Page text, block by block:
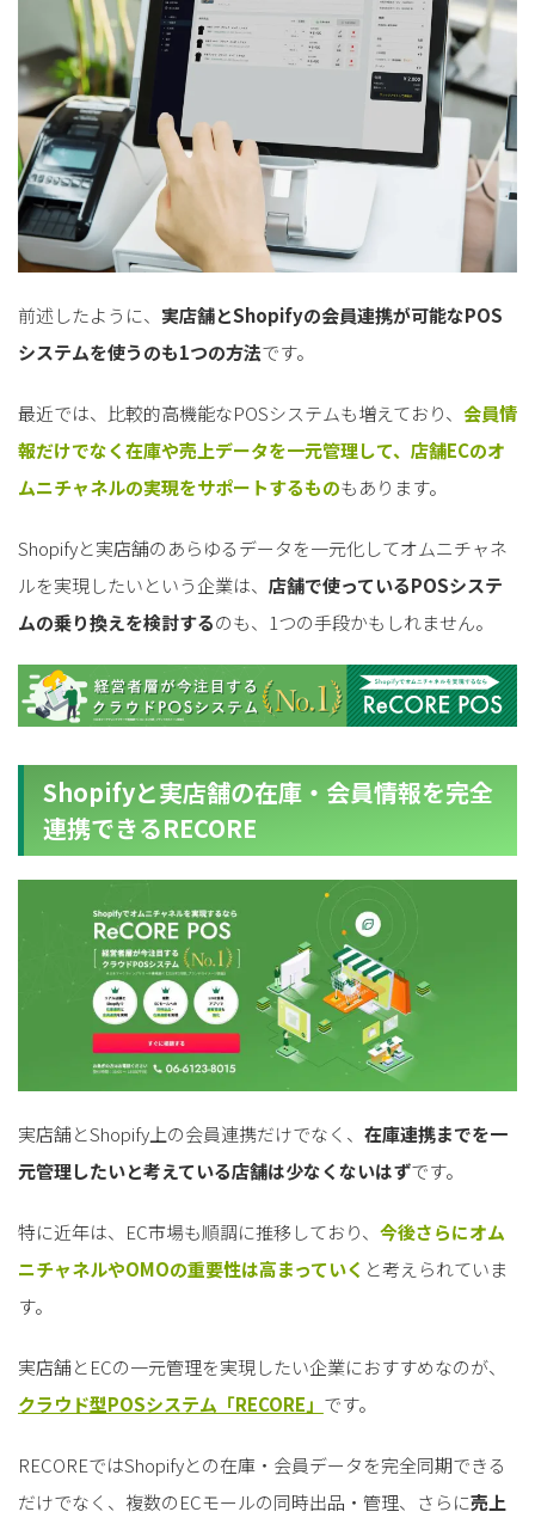
前述したように、 実店舗とShopifyの会員連携が可能なPOS
システムを使うのも1つの方法です。
最近では、比較的高機能なPOSシステムも増えており、 会員情
報だけでなく在庫や売上データを一元管理して、店舗ECのオ
ムニチャネルの実現をサポートするものもあります。
Shopifyと実店舗のあらゆるデータを一元化してオムニチャネ
ルを実現したいという企業は、 店舗で使っているPOSシステ
ムの乗り換えを検討するのも、1つの手段かもしれません。
Shopifyと実店舗の在庫・会員情報を完全
連携できるRECORE
実店舗とShopify上の会員連携だけでなく、 在庫連携までを一
元管理したいと考えている店舗は少なくないはずです。
特に近年は、EC市場も順調に推移しており、 今後さらにオム
ニチャネルやOMOの重要性は高まっていく と考えられていま
す。
実店舗とECの一元管理を実現したい企業におすすめなのが、
クラウド型POSシステム「RECORE」 です。
RECOREではShopifyとの在庫・会員データを完全同期できる
だけでなく、複数のECモールの同時出品・管理、さらに売上
for Retail小売業の方向けサービス
資料ダウンロードの一覧へ
for Reuse 中古買取業者向けサービス
資料ダウンロードの一覧へ
for Retail小売業の方向けサービス
お問い合わせフォームへ
for Reuse 中古買取業者向けサービス
お問い合わせフォームへ